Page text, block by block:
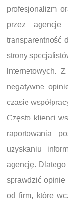
profesjonalizm
przez
transparentność
strony
internetowych.
negatywne
czasie
Często klienci
raportowania
uzyskaniu
agencję. Dlatego
sprawdzić opinie
od firm, które